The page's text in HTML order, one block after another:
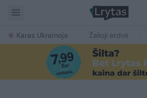
Karas Ukrainoje Žalioji erdvė